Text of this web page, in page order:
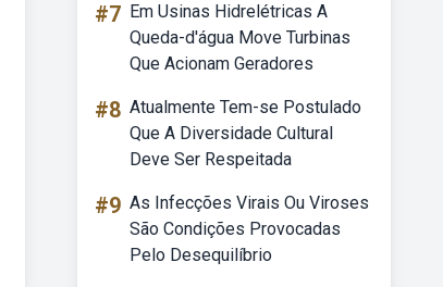
#7 Em Usinas Hidrelétricas A
Queda-d'água Move Turbinas
Que Acionam Geradores
#8 Atualmente Tem-se Postulado
Que A Diversidade Cultural
Deve Ser Respeitada
#9 As Infecções Virais Ou Viroses
São Condições Provocadas
Pelo Desequilíbrio